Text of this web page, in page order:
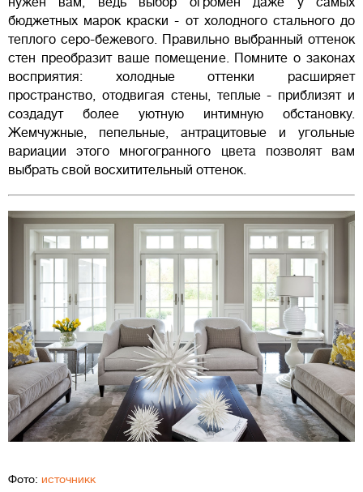
бюджетных марок краски - от холодного стального до
теплого серо-бежевого. Правильно выбранный оттенок
стен преобразит ваше помещение. Помните о законах
восприятия: холодные оттенки расширяет
пространство, отодвигая стены, теплые - приблизят и
создадут более уютную интимную обстановку.
Жемчужные, пепельные, антрацитовые и угольные
вариации этого многогранного цвета позволят вам
выбрать свой восхитительный оттенок.
Фото: источникк